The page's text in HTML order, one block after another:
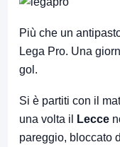
Più che un
Lega Pro. Una
gol.
Si è partiti con il
una volta il
Lecce
pareggio, bloccato